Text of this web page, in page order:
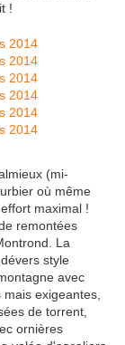
!
(mi-
où même
maximal !
remontées
La
style
avec
exigeantes,
de torrent,
ornières